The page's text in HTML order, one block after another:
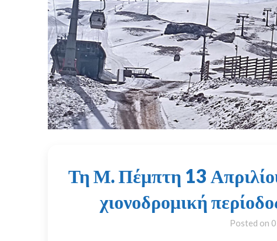
Τη Μ. Πέμπτη 13
χιονοδρομική
Posted on